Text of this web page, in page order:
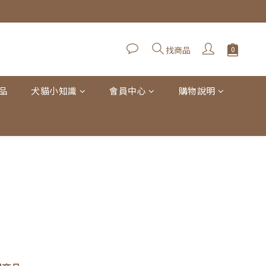
找商品
犬貓小知識 會員中心 購物說明